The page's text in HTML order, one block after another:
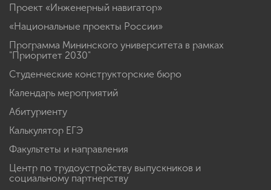
Проект «Инженерный навигатор»
«Национальные проекты России»
Программа Мининского университета в рамках
"Приоритет 2030"
Студенческие конструкторские бюро
Календарь мероприятий
Абитуриенту
Калькулятор ЕГЭ
Факультеты и направления
Центр по трудоустройству выпускников и
социальному партнерству